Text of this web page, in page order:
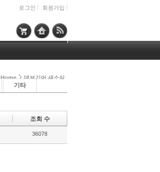
로그인 회원가입
Home 데브기어 새소식
기타
조회 수
36078